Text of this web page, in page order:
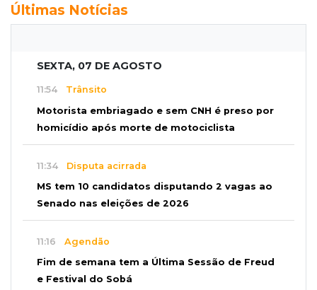
Últimas Notícias
SEXTA, 07 DE AGOSTO
11:54 Trânsito
Motorista embriagado e sem CNH é preso por
homicídio após morte de motociclista
11:34 Disputa acirrada
MS tem 10 candidatos disputando 2 vagas ao
Senado nas eleições de 2026
11:16 Agendão
Fim de semana tem a Última Sessão de Freud
e Festival do Sobá